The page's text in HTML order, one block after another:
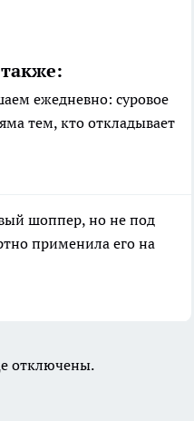
ежедневно: суровое
тем, кто откладывает
шоппер, но не под
применила его на
отключены.